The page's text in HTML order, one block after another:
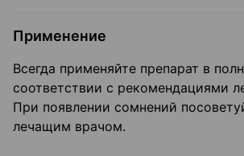
Применение
Всегда применяйте препарат в
соответствии с рекомендациями
При появлении сомнений
лечащим врачом.